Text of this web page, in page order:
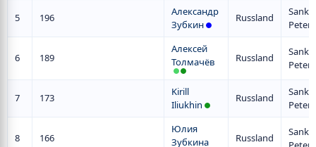
5 196
Александр
Зубкин
Russland
Sankt
6 189
Алексей
Толмачёв
Russland
Sankt
7 173
Kirill
Iliukhin
Russland
Sankt
8 166
Юлия
Зубкина
Russland
Sankt